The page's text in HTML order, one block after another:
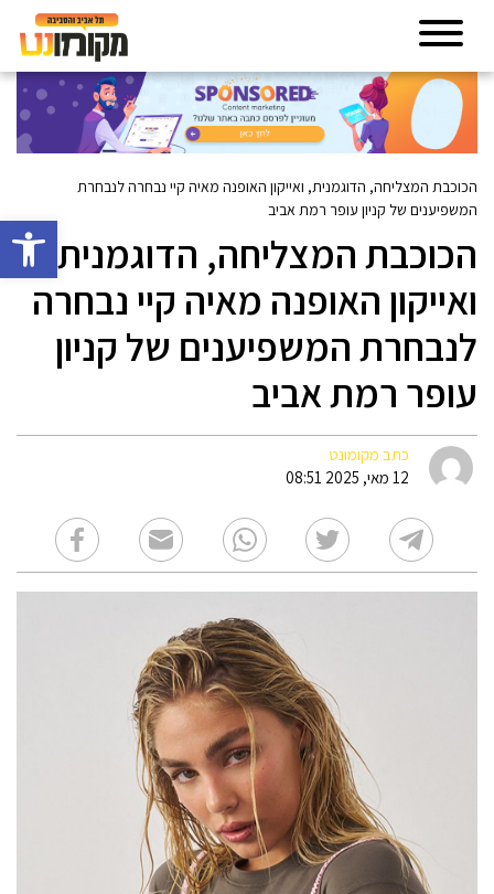
פתח
הכוכבת המצליחה, הדוגמנית, ואייקון האופנה מאיה קיי נבחרה לנבחרת
המשפיענים של קניון עופר רמת אביב
הכוכבת המצליחה, הדוגמנית,
ואייקון האופנה מאיה קיי נבחרה
לנבחרת המשפיענים של קניון
עופר רמת אביב
כתב מקומונט
12 מאי, 2025 08:51